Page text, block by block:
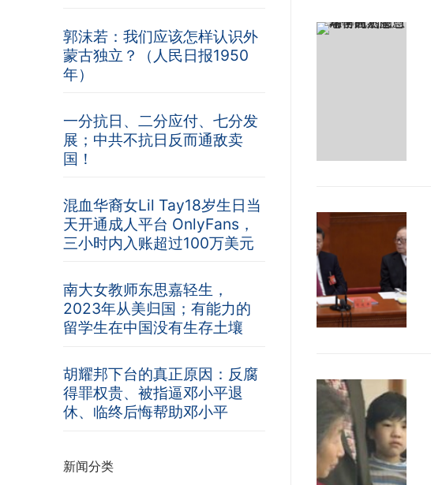
郭沫若：我们应该怎样认识外
蒙古独立？（人民日报1950
年）
一分抗日、二分应付、七分发
展；中共不抗日反而通敌卖
国！
混血华裔女Lil Tay18岁生日当
天开通成人平台 OnlyFans，
三小时内入账超过100万美元
南大女教师东思嘉轻生，
2023年从美归国；有能力的
留学生在中国没有生存土壤
胡耀邦下台的真正原因：反腐
得罪权贵、被指逼邓小平退
休、临终后悔帮助邓小平
新闻分类